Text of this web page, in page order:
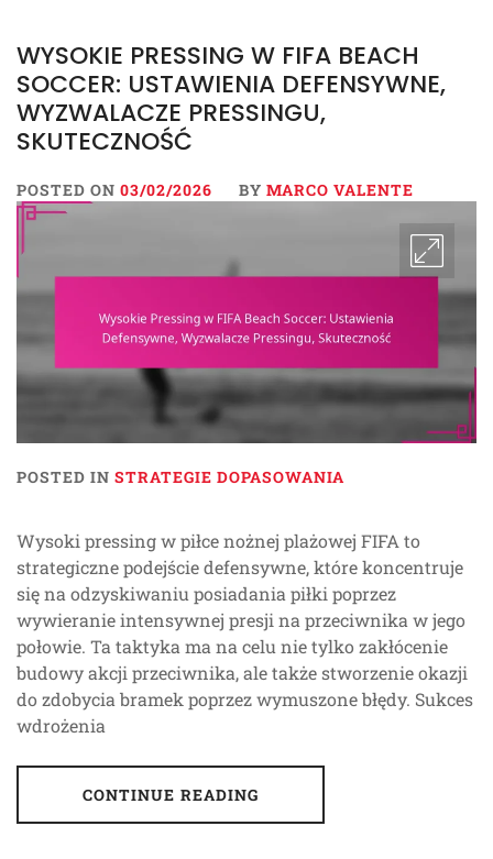
WYSOKIE PRESSING W FIFA BEACH
SOCCER: USTAWIENIA DEFENSYWNE,
WYZWALACZE PRESSINGU,
SKUTECZNOŚĆ
POSTED ON 03/02/2026 BY MARCO VALENTE
POSTED IN STRATEGIE DOPASOWANIA
Wysoki pressing w piłce nożnej plażowej FIFA to
strategiczne podejście defensywne, które koncentruje
się na odzyskiwaniu posiadania piłki poprzez
wywieranie intensywnej presji na przeciwnika w jego
połowie. Ta taktyka ma na celu nie tylko zakłócenie
budowy akcji przeciwnika, ale także stworzenie okazji
do zdobycia bramek poprzez wymuszone błędy. Sukces
wdrożenia
CONTINUE READING